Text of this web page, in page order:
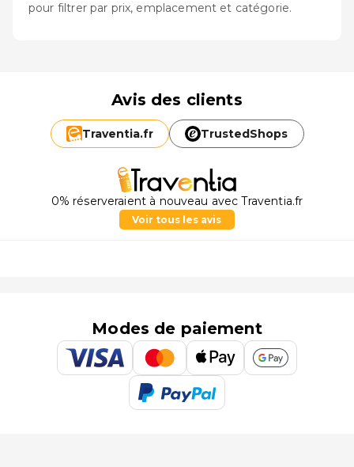
pour filtrer par prix, emplacement et catégorie.
Avis des clients
Traventia.fr TrustedShops
0% réserveraient à nouveau avec Traventia.fr
Voir tous les avis
Modes de paiement